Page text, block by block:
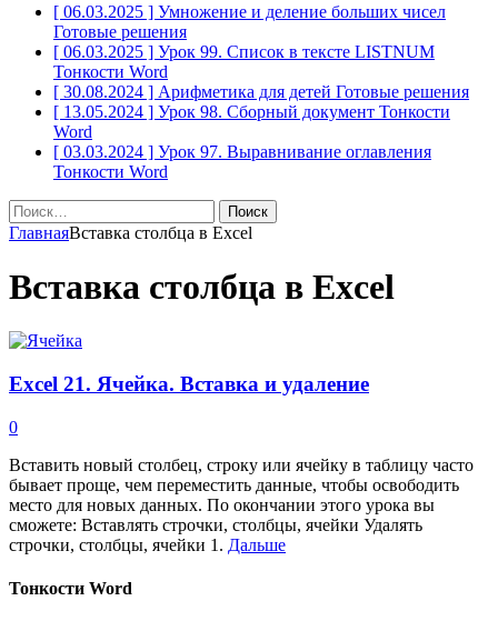
[ 06.03.2025 ] Умножение и деление больших чисел
Готовые решения
[ 06.03.2025 ] Урок 99. Список в тексте LISTNUM
Тонкости Word
[ 30.08.2024 ] Арифметика для детей Готовые решения
[ 13.05.2024 ] Урок 98. Сборный документ Тонкости
Word
[ 03.03.2024 ] Урок 97. Выравнивание оглавления
Тонкости Word
Найти:
ГлавнаяВставка столбца в Excel
Вставка столбца в Excel
Excel 21. Ячейка. Вставка и удаление
0
Вставить новый столбец, строку или ячейку в таблицу часто
бывает проще, чем переместить данные, чтобы освободить
место для новых данных. По окончании этого урока вы
сможете: Вставлять строчки, столбцы, ячейки Удалять
строчки, столбцы, ячейки 1. Дальше
Тонкости Word